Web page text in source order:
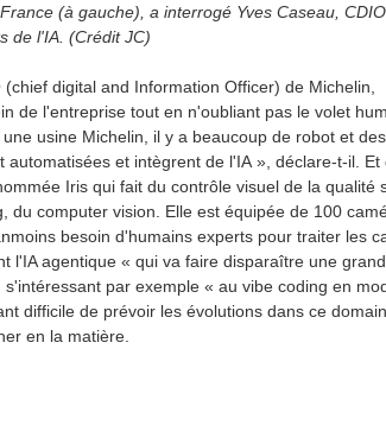
(à gauche), a interrogé Yves Caseau,
de l'IA. (Crédit JC)
digital and Information Officer) de Michelin,
de l'entreprise tout en n'oubliant pas le volet
usine Michelin, il y a beaucoup de robot et des
automatisées et intègrent de l'IA », déclare-t-il. Et
Iris qui fait du contrôle visuel de la qualité
du computer vision. Elle est équipée de 100
besoin d'humains experts pour traiter les
l'IA agentique « qui va faire disparaître une
par exemple « au vibe coding en
difficile de prévoir les évolutions dans ce
en la matière.